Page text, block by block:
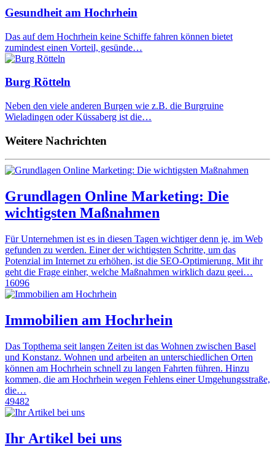
Gesundheit am Hochrhein
Das auf dem Hochrhein keine Schiffe fahren können bietet
zumindest einen Vorteil, gesünde…
Burg Rötteln
Neben den viele anderen Burgen wie z.B. die Burgruine
Wieladingen oder Küssaberg ist die…
Weitere Nachrichten
Grundlagen Online Marketing: Die
wichtigsten Maßnahmen
Für Unternehmen ist es in diesen Tagen wichtiger denn je, im Web
gefunden zu werden. Einer der wichtigsten Schritte, um das
Potenzial im Internet zu erhöhen, ist die SEO-Optimierung. Mit ihr
geht die Frage einher, welche Maßnahmen wirklich dazu geei…
16096
Immobilien am Hochrhein
Das Topthema seit langen Zeiten ist das Wohnen zwischen Basel
und Konstanz. Wohnen und arbeiten an unterschiedlichen Orten
können am Hochrhein schnell zu langen Fahrten führen. Hinzu
kommen, die am Hochrhein wegen Fehlens einer Umgehungsstraße,
die…
49482
Ihr Artikel bei uns